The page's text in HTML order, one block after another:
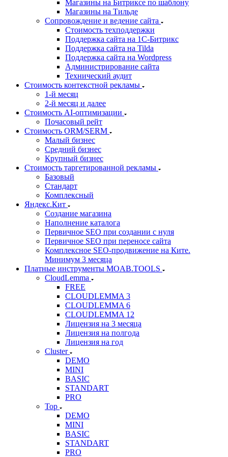
Магазины на Битриксе по шаблону
Магазины на Тильде
Сопровождение и ведение сайта
Стоимость техподдержки
Поддержка сайта на 1С-Битрикс
Поддержка сайта на Tilda
Поддержка сайта на Wordpress
Администрирование сайта
Технический аудит
Стоимость контекстной рекламы
1-й месяц
2-й месяц и далее
Стоимость AI-оптимизации
Почасовый рейт
Стоимость ORM/SERM
Малый бизнес
Средний бизнес
Крупный бизнес
Стоимость таргетированной рекламы
Базовый
Стандарт
Комплексный
Яндекс.Кит
Создание магазина
Наполнение каталога
Первичное SEO при создании с нуля
Первичное SEO при переносе сайта
Комплексное SEO-продвижение на Ките.
Минимум 3 месяца
Платные инструменты MOAB.TOOLS
CloudLemma
FREE
CLOUDLEMMA 3
CLOUDLEMMA 6
CLOUDLEMMA 12
Лицензия на 3 месяца
Лицензия на полгода
Лицензия на год
Cluster
DEMO
MINI
BASIC
STANDART
PRO
Top
DEMO
MINI
BASIC
STANDART
PRO